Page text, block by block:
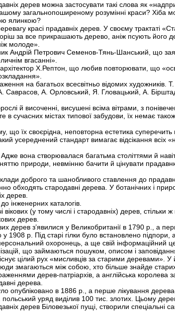
дерев можна застосувати такі слова як
загальнопоширеному розумінні краси? Хіба
ялинкою?
красі прадавніх дерев. У своєму трактаті
за все прикрашають дерево, аніж псують його
молоде».
Андрій Петрович Семенов-Тянь-Шанський, що
вгасанні».
Х.Рептон, що любив повторювати, що
на багатьох всесвітньо відомих художників.
А. Орловський, Я. Гловацький, А.
й височенні, висушені всіма вітрами, з
в сучасних містах типової забудови, їх немає
що їх своєрідна, неповторна естетика
усереднений стандарт вимагає відсікання всіх
вона створювалася багатьма століттями й
природи, невмінню бачити й цінувати
доброго та шанобливого ставлення до
обходять стародавні дерева. У ботанічних і
дерев.
інженерних каталогів.
(у тому числі і стародавніх) дерев, стільки ж
дерев.
дерев з’явилися у Великобританії в 1790 р., а
р. Під старі гілки було встановлено
охоронець, а ще свій інформаційний
що займаються пошуком, описом і
цілий рух «мисливців за старими деревами».
змагаються між собою, хто більше знайде
дерев-патріархів, а англійська королева
дерева.
опубліковано в 1886 р., а перше лікування
уряд виділив 100 тис. злотих. Цьому
дерев Біловезької пущі, створили спеціальні